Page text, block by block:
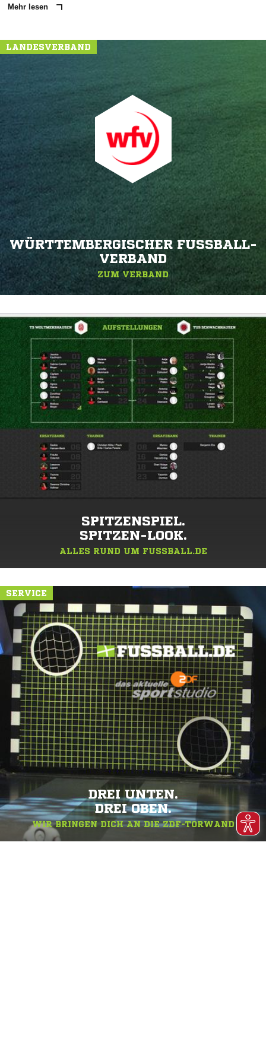
Mehr lesen
LANDESVERBAND
WÜRTTEMBERGISCHER FUSSBALL-V
ERBAND
ZUM VERBAND
SPITZENSPIEL.
SPITZEN-LOOK.
ALLES RUND UM FUSSBALL.DE
SERVICE
DREI UNTEN.
DREI OBEN.
WIR BRINGEN DICH AN DIE ZDF-TORWAND